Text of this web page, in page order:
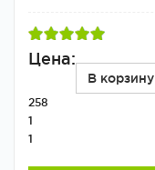
Цена:
В корзину
258
1
1